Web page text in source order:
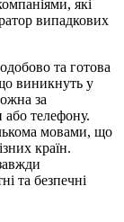
які
випадкових
та готова
виникнуть у
за
телефону.
мовами, що
країн.
та безпечні